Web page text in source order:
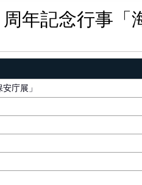
年記念行事「
庁展」